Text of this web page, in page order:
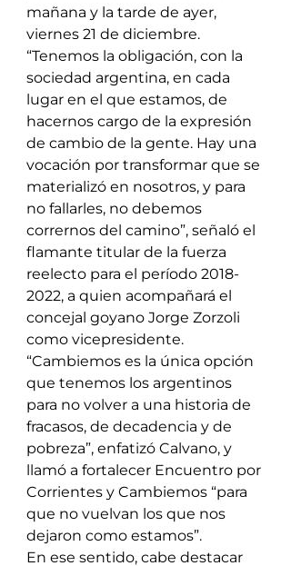
mañana y la tarde de ayer,
viernes 21 de diciembre.
“Tenemos la obligación, con la
sociedad argentina, en cada
lugar en el que estamos, de
hacernos cargo de la expresión
de cambio de la gente. Hay una
vocación por transformar que se
materializó en nosotros, y para
no fallarles, no debemos
corrernos del camino”, señaló el
flamante titular de la fuerza
reelecto para el período 2018-
2022, a quien acompañará el
concejal goyano Jorge Zorzoli
como vicepresidente.
“Cambiemos es la única opción
que tenemos los argentinos
para no volver a una historia de
fracasos, de decadencia y de
pobreza”, enfatizó Calvano, y
llamó a fortalecer Encuentro por
Corrientes y Cambiemos “para
que no vuelvan los que nos
dejaron como estamos”.
En ese sentido, cabe destacar